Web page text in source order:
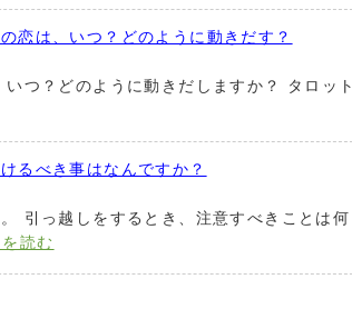
恋は、いつ？どのように動きだす？
つ？どのように動きだしますか？ タロット
るべき事はなんですか？
引っ越しをするとき、注意すべきことは何
読む